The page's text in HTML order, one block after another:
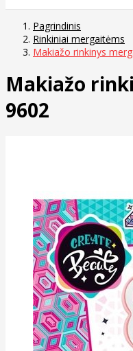
Pagrindinis
Rinkiniai mergaitėms
Makiažo rinkinys
Makiažo
9602